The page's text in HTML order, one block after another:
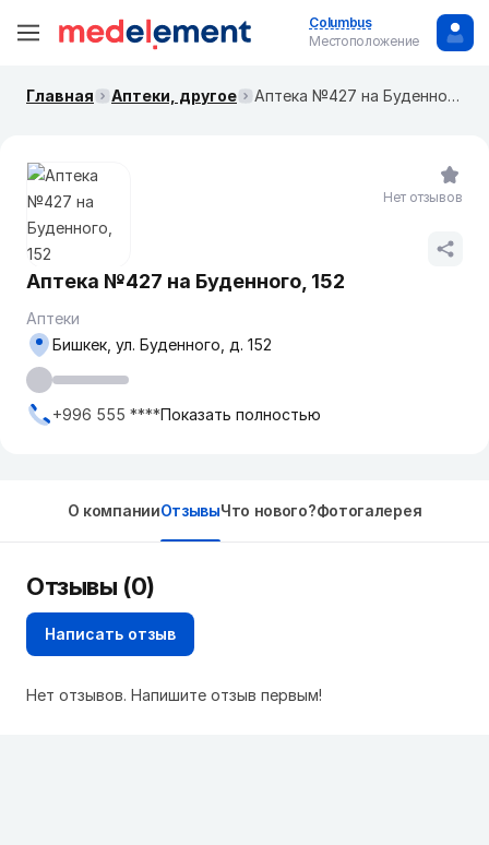
Columbus
Местоположение
Главная Аптеки, другое Аптека №427 ​на Буденного, 152
Аптека №427 ​на Буденного, 152
Аптеки
Бишкек, ул. ​Буденного, д. 152
+996 555 ****Показать полностью
Нет отзывов
О компанииОтзывыЧто нового?Фотогалерея
Отзывы (0)
Написать отзыв
Нет отзывов. Напишите отзыв первым!